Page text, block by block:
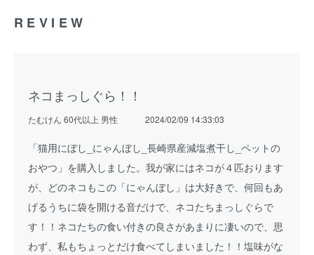
REVIEW
ネコまっしぐら！！
たむけん 60代以上 男性 2024/02/09 14:33:03
「猫用にぼし_にゃんぼし_長崎県産減塩煮干し_ペットの
おやつ」を購入しました。我が家にはネコが４匹おります
が、どのネコもこの「にゃんぼし」は大好きで、何回もあ
げるうちに袋を開ける音だけで、ネコたちまっしぐらで
す！！ネコたちの食い付きの良さがあまりに凄いので、思
わず、私もちょっとだけ食べてしまいました！！塩味がな